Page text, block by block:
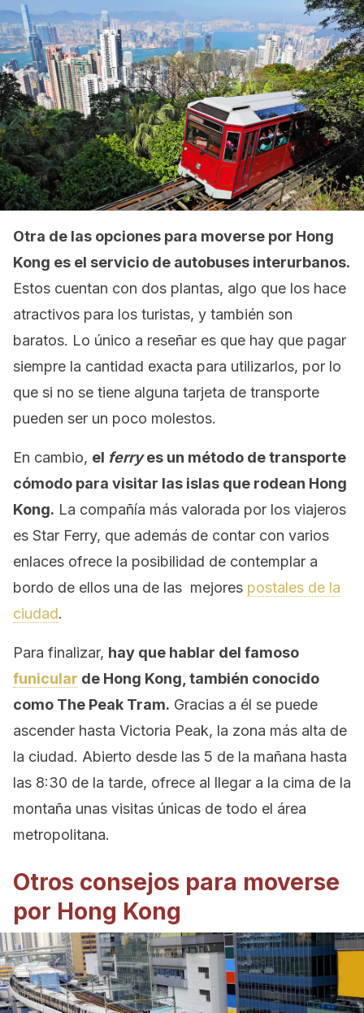
Otra de las opciones para moverse por Hong
Kong es el servicio de autobuses interurbanos.
Estos cuentan con dos plantas, algo que los hace
atractivos para los turistas, y también son
baratos. Lo único a reseñar es que hay que pagar
siempre la cantidad exacta para utilizarlos, por lo
que si no se tiene alguna tarjeta de transporte
pueden ser un poco molestos.
En cambio, el ferryes un método de transporte
cómodo para visitar las islas que rodean Hong
Kong. La compañía más valorada por los viajeros
es Star Ferry, que además de contar con varios
enlaces ofrece la posibilidad de contemplar a
bordo de ellos una de las mejores postales de la
ciudad.
Para finalizar, hay que hablar del famoso
funicular de Hong Kong, también conocido
como The Peak Tram. Gracias a él se puede
ascender hasta Victoria Peak, la zona más alta de
la ciudad. Abierto desde las 5 de la mañana hasta
las 8:30 de la tarde, ofrece al llegar a la cima de la
montaña unas visitas únicas de todo el área
metropolitana.
Otros consejos para moverse
por Hong Kong